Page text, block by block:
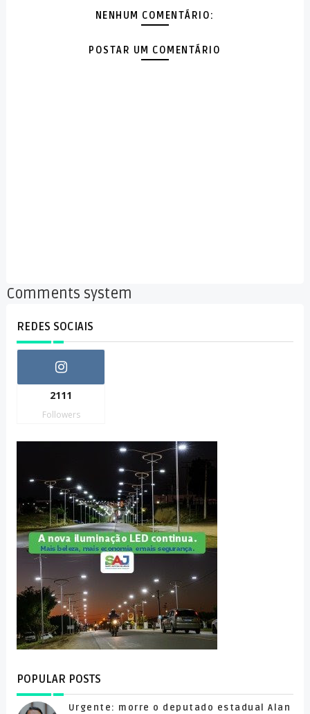
NENHUM COMENTÁRIO:
POSTAR UM COMENTÁRIO
Comments system
REDES SOCIAIS
2111
Followers
POPULAR POSTS
Urgente: morre o deputado estadual Alan